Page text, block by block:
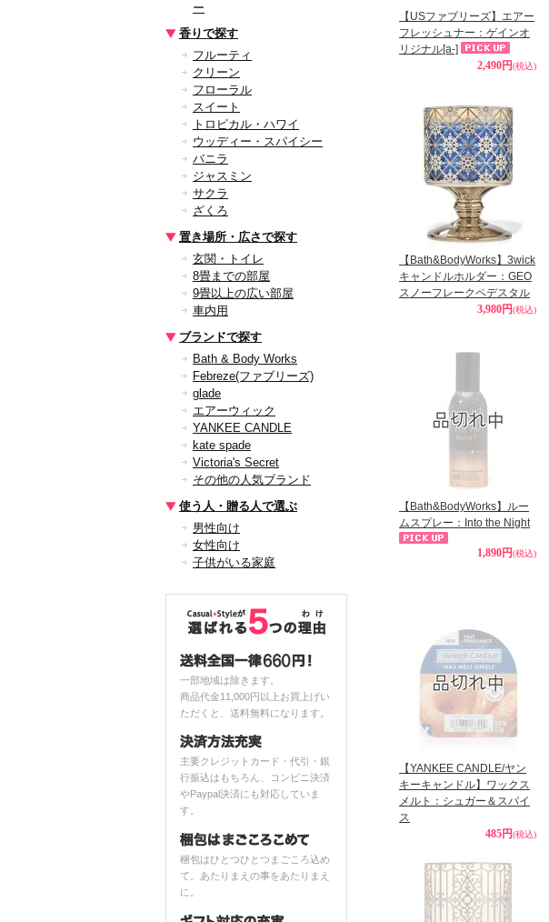
ー
香りで探す
フルーティ
クリーン
フローラル
スイート
トロピカル・ハワイ
ウッディー・スパイシー
バニラ
ジャスミン
サクラ
ざくろ
置き場所・広さで探す
玄関・トイレ
8畳までの部屋
9畳以上の広い部屋
車内用
ブランドで探す
Bath & Body Works
Febreze(ファブリーズ)
glade
エアーウィック
YANKEE CANDLE
kate spade
Victoria's Secret
その他の人気ブランド
使う人・贈る人で選ぶ
男性向け
女性向け
子供がいる家庭
一部地域は除きます。
商品代金11,000円以上お買上げい
ただくと、送料無料になります。
主要クレジットカード・代引・銀
行振込はもちろん、コンビニ決済
やPaypal決済にも対応していま
す。
梱包はひとつひとつまごころ込め
て。あたりまえの事をあたりまえ
に。
【USファブリーズ】エアー
フレッシュナー：ゲインオ
リジナル[a-]
2,490円(税込)
【Bath&BodyWorks】3wick
キャンドルホルダー：GEO
スノーフレークペデスタル
3,980円(税込)
【Bath&BodyWorks】ルー
ムスプレー：Into the Night
1,890円(税込)
【YANKEE CANDLE/ヤン
キーキャンドル】ワックス
メルト：シュガー＆スパイ
ス
485円(税込)